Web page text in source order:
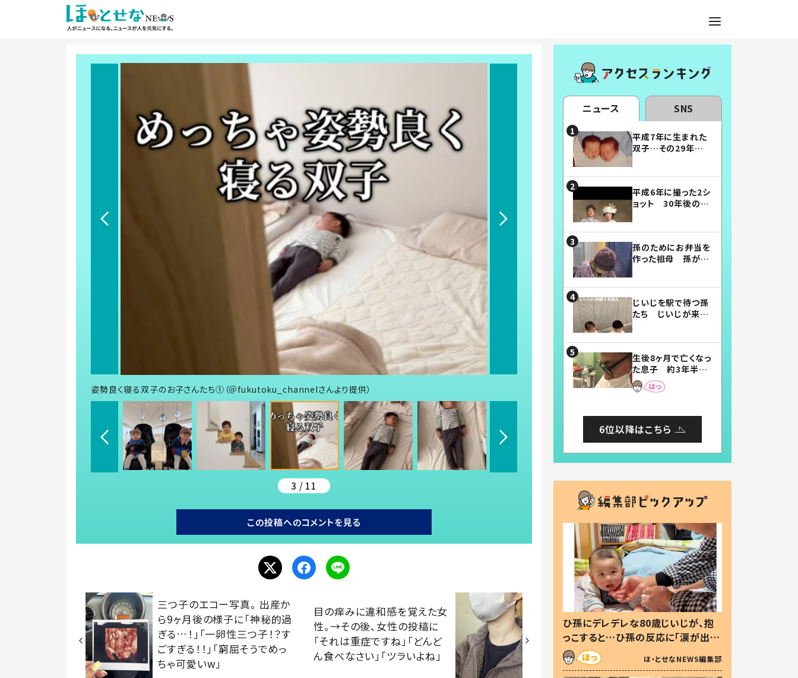
姿勢良く寝る双子のお子さんたち①（＠fukutoku_channelさんより提供）
3 / 11
この投稿へのコメントを見る
三つ子のエコー写真。 出産か
ら9ヶ月後の様子に「神秘的過
ぎる…！」「一卵性三つ子！？す
ごすぎる！！」「窮屈そうでめっ
ちゃ可愛いw」
目の痒みに違和感を覚えた女
性。→その後、女性の投稿に
「それは重症ですね」「どんど
ん食べなさい」「ツラいよね」
ニュース SNS
平成7年に生まれた
双子…その29年後
平成6年に撮った2シ
ョット 30年後の姿
孫のためにお弁当を
作った祖母 孫が絶
じいじを駅で待つ孫
たち じいじが来た
まらない」「幸せにな
れる」
生後8ヶ月で亡くなっ
た息子 約3年半
後、当時の妻の日記
に書いてあった本音
6位以降はこちら
ひ孫にデレデレな80歳じいじが、抱
っこすると…ひ孫の反応に「涙が出ま
した」「可愛くて仕方ない」
ほ・とせなNEWS編集部